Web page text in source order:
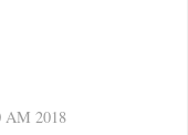
AM 2018